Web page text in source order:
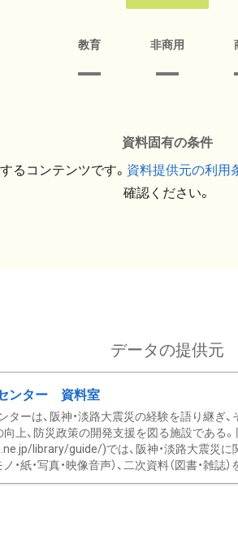
教育 非商用
資料固有の条件
るコンテンツです。 資料提供元の利用
確認ください。
データの提供元
ンター 資料室
ターは、阪神・淡路大震災の経験を語り継ぎ
向上、防災政策の開発支援を図る施設である
library/guide/)では、阪神・淡路大震災に
・紙・写真・映像音声）、二次資料（図書・雑誌）